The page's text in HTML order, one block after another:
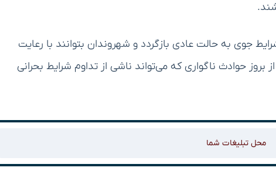
جوی به حالت عادی بازگردد و شهروندان بتوانند با رعایت
بروز حوادث ناگواری که می‌تواند ناشی از تداوم شرایط بحرانی
محل تبلیغات شما